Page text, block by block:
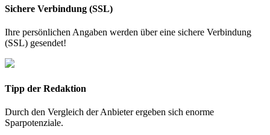
Sichere Verbindung (SSL)
Ihre persönlichen Angaben werden über eine sichere Verbindung
(SSL) gesendet!
Tipp der Redaktion
Durch den Vergleich der Anbieter ergeben sich enorme
Sparpotenziale.